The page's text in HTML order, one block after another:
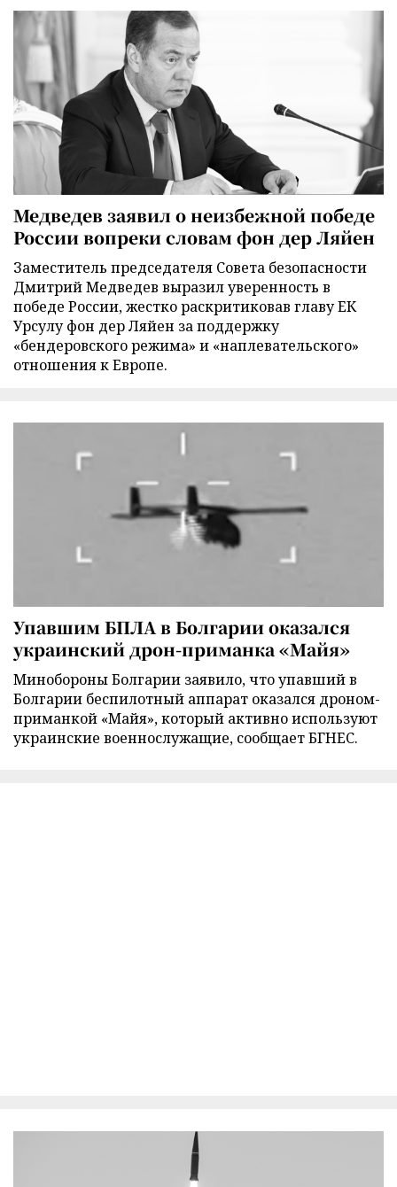
Медведев заявил о неизбежной победе
России вопреки словам фон дер Ляйен
Заместитель председателя Совета безопасности
Дмитрий Медведев выразил уверенность в
победе России, жестко раскритиковав главу ЕК
Урсулу фон дер Ляйен за поддержку
«бендеровского режима» и «наплевательского»
отношения к Европе.
Упавшим БПЛА в Болгарии оказался
украинский дрон-приманка «Майя»
Минобороны Болгарии заявило, что упавший в
Болгарии беспилотный аппарат оказался дроном-
приманкой «Майя», который активно используют
украинские военнослужащие, сообщает БГНЕС.